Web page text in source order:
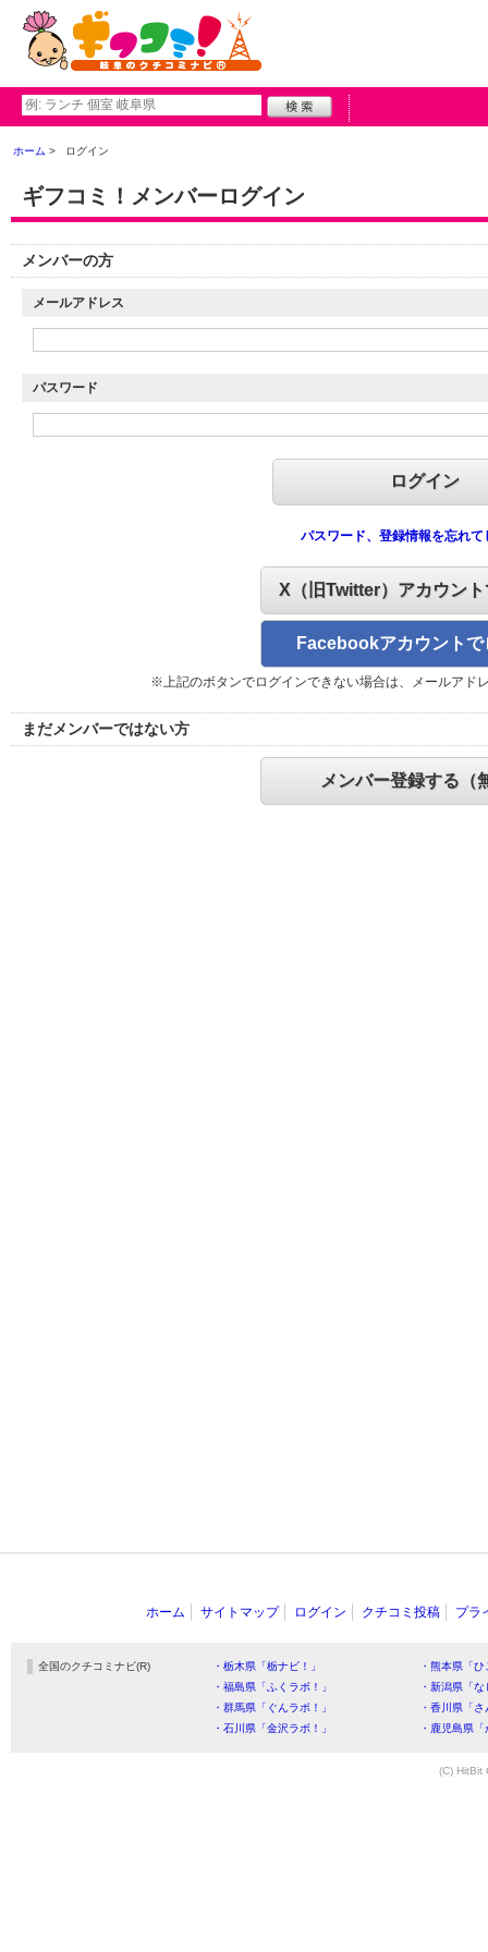
ホーム ログイン
ギフコミ！メンバーログイン
メンバーの方
メールアドレス
パスワード
パスワード、登録情報を忘れて
X（旧Twitter）アカウン
Facebookアカウントで
※上記のボタンでログインできない場合は、メールアド
まだメンバーではない方
メンバー登録する（
ホーム サイトマップ ログイン クチコミ投稿 プラ
全国のクチコミナビ(R) ・栃木県「栃ナビ！」
・熊本県「
・福島県「ふくラボ！」
・新潟県「
・群馬県「ぐんラボ！」
・香川県「
・石川県「金沢ラボ！」
・鹿児島県
(C) HitBit